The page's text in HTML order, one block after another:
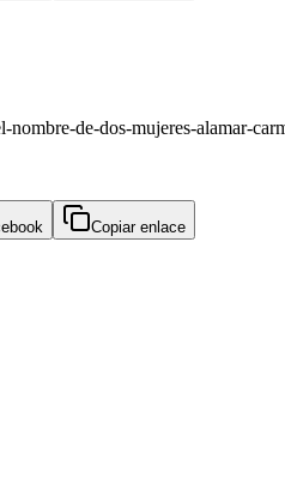
de-dos-mujeres-alamar-
Copiar enlace